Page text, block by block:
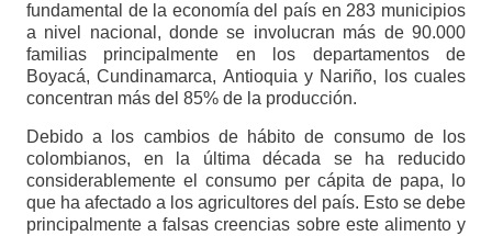
fundamental de la economía del país en 283 municipios
a nivel nacional, donde se involucran más de 90.000
familias principalmente en los departamentos de
Boyacá, Cundinamarca, Antioquia y Nariño, los cuales
concentran más del 85% de la producción.
Debido a los cambios de hábito de consumo de los
colombianos, en la última década se ha reducido
considerablemente el consumo per cápita de papa, lo
que ha afectado a los agricultores del país. Esto se debe
principalmente a falsas creencias sobre este alimento y